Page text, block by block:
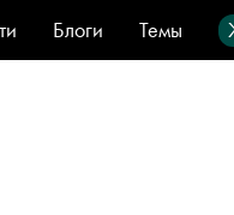
Блоги Темы
Стиль
Видео